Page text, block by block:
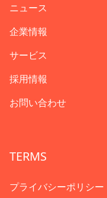
ニュース
企業情報
サービス
採用情報
お問い合わせ
TERMS
プライバシーポリシー